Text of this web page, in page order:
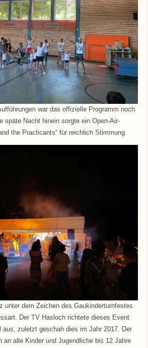
war das offizielle Programm noch
späte Nacht hinein sorgte ein Open-Air-
the Practicants“ für reichlich Stimmung.
unter dem Zeichen des Gaukinderturnfestes
Der TV Hasloch richtete dieses Event
aus, zuletzt geschah dies im Jahr 2017. Der
an alle Kinder und Jugendliche bis 12 Jahre